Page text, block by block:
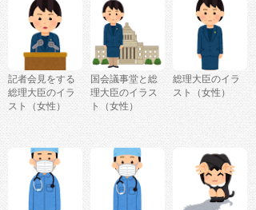
記者会見をする
総理大臣のイラ
スト（女性）
国会議事堂と総
理大臣のイラス
ト（女性）
総理大臣のイラ
スト（女性）